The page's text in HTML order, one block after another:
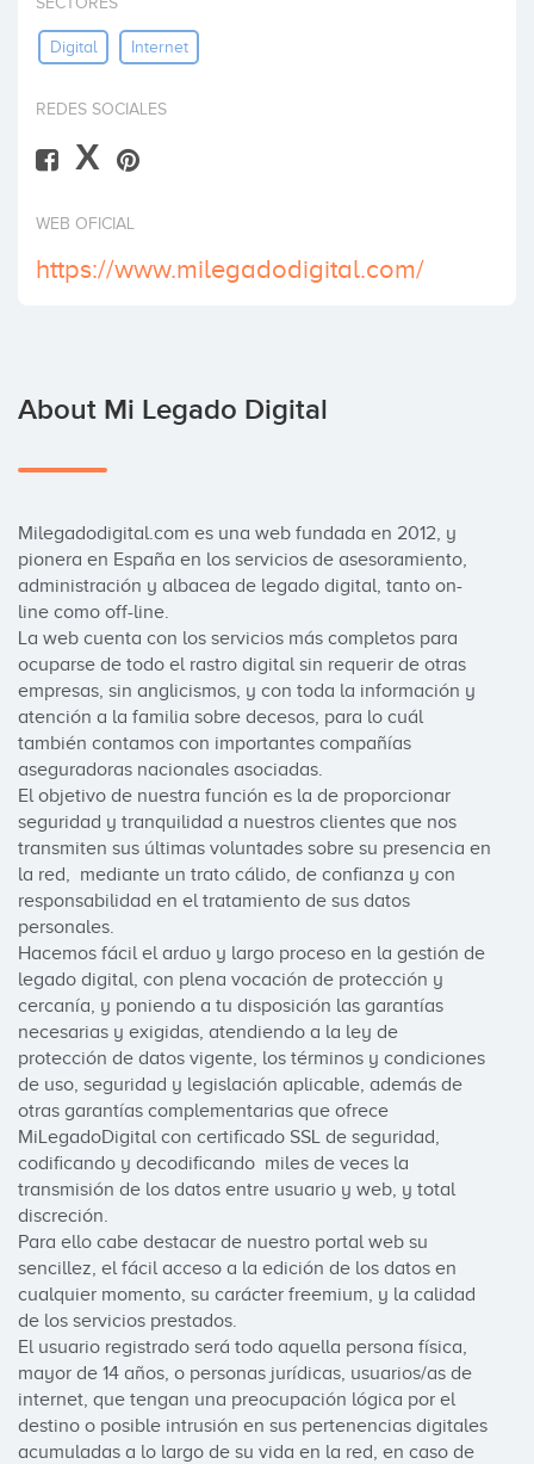
Digital Internet
REDES SOCIALES
X
WEB OFICIAL
https://www.milegadodigital.com/
About Mi Legado Digital
Milegadodigital.com es una web fundada en 2012, y
pionera en España en los servicios de asesoramiento,
administración y albacea de legado digital, tanto on-
line como off-line.
La web cuenta con los servicios más completos para
ocuparse de todo el rastro digital sin requerir de otras
empresas, sin anglicismos, y con toda la información y
atención a la familia sobre decesos, para lo cuál
también contamos con importantes compañías
aseguradoras nacionales asociadas.
El objetivo de nuestra función es la de proporcionar
seguridad y tranquilidad a nuestros clientes que nos
transmiten sus últimas voluntades sobre su presencia en
la red,  mediante un trato cálido, de confianza y con
responsabilidad en el tratamiento de sus datos
personales.
Hacemos fácil el arduo y largo proceso en la gestión de
legado digital, con plena vocación de protección y
cercanía, y poniendo a tu disposición las garantías
necesarias y exigidas, atendiendo a la ley de
protección de datos vigente, los términos y condiciones
de uso, seguridad y legislación aplicable, además de
otras garantías complementarias que ofrece
MiLegadoDigital con certificado SSL de seguridad,
codificando y decodificando  miles de veces la
transmisión de los datos entre usuario y web, y total
discreción.
Para ello cabe destacar de nuestro portal web su
sencillez, el fácil acceso a la edición de los datos en
cualquier momento, su carácter freemium, y la calidad
de los servicios prestados.
El usuario registrado será todo aquella persona física,
mayor de 14 años, o personas jurídicas, usuarios/as de
internet, que tengan una preocupación lógica por el
destino o posible intrusión en sus pertenencias digitales
acumuladas a lo largo de su vida en la red, en caso de